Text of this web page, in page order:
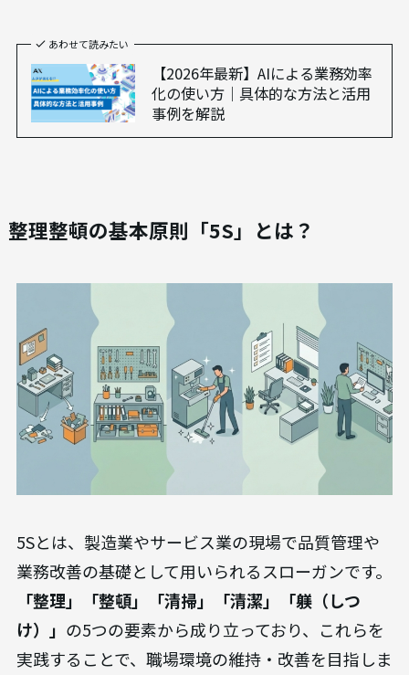
あわせて読みたい
【2026年最新】AIによる業務効率
化の使い方｜具体的な方法と活用
事例を解説
整理整頓の基本原則「5S」とは？
5Sとは、製造業やサービス業の現場で品質管理や
業務改善の基礎として用いられるスローガンです。
「整理」「整頓」「清掃」「清潔」「躾（しつ
け）」 の5つの要素から成り立っており、これらを
実践することで、職場環境の維持・改善を目指しま